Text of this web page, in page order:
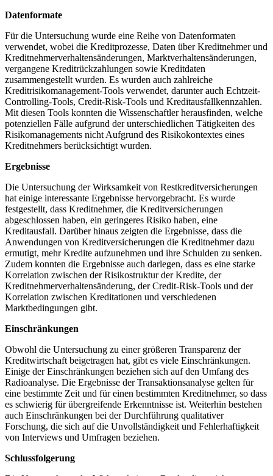
Datenformate
Für die Untersuchung wurde eine Reihe von ‌Datenformaten
verwendet, wobei die Kreditprozesse, Daten über Kreditnehmer ⁤und
Kreditnehmerverhaltensänderungen, Marktverhaltensänderungen,
vergangene Kreditrückzahlungen⁣ sowie Kreditdaten
zusammengestellt wurden. Es ‌wurden ‌auch ‌zahlreiche
Kreditrisikomanagement-Tools verwendet, darunter auch⁤ Echtzeit-
Controlling-Tools, ‍Credit-Risk-Tools und Kreditausfallkennzahlen. ​
Mit diesen Tools konnten ​die Wissenschaftler herausfinden, ⁢welche
potenziellen Fälle aufgrund der unterschiedlichen⁣ Tätigkeiten des
Risikomanagements nicht Aufgrund des Risikokontextes eines
Kreditnehmers berücksichtigt​ wurden.
Ergebnisse
Die Untersuchung⁣ der Wirksamkeit von Restkreditversicherungen
hat einige interessante Ergebnisse hervorgebracht. Es wurde
‌festgestellt, dass‌ Kreditnehmer, die‌ Kreditversicherungen
abgeschlossen haben, ein geringeres Risiko​ haben, eine
⁤Kreditausfall. ⁤Darüber⁤ hinaus zeigten​ die Ergebnisse,​ dass ‌die‌
Anwendungen von Kreditversicherungen⁣ die⁣ Kreditnehmer ⁤dazu
ermutigt, mehr Kredite aufzunehmen und ihre Schulden ⁢zu senken.
Zudem konnten die Ergebnisse auch darlegen, dass es eine ​starke⁣
Korrelation ​zwischen der Risikostruktur ‌der Kredite, der
Kreditnehmerverhaltensänderung, der Credit-Risk-Tools und der
Korrelation zwischen Kreditationen und verschiedenen
Marktbedingungen gibt.
Einschränkungen
Obwohl⁢ die Untersuchung zu einer größeren Transparenz der
Kreditwirtschaft ​beigetragen ​hat, gibt es viele Einschränkungen.
Einige der Einschränkungen beziehen⁣ sich auf den⁣ Umfang des
Radioanalyse. Die⁣ Ergebnisse der ‍Transaktionsanalyse gelten⁣ für
⁣eine bestimmte Zeit ​und für einen bestimmten Kreditnehmer, so dass
⁢es schwierig für übergreifende Erkenntnisse ist. Weiterhin bestehen
⁢auch Einschränkungen bei⁢ der Durchführung qualitativer
Forschung, die sich auf die Unvollständigkeit und Fehlerhaftigkeit
von Interviews‌ und Umfragen beziehen.
Schlussfolgerung